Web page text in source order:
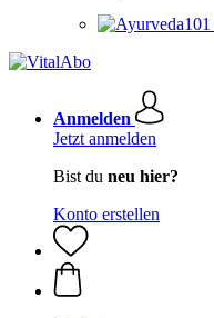
Anmelden
Jetzt anmelden
Bist du neu hier?
Konto erstellen